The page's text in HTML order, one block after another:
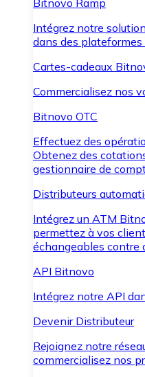
Bitnovo Ramp
Intégrez notre
dans des
Cartes-cadeaux
Commercialisez nos
Bitnovo OTC
Effectuez des
Obtenez des
gestionnaire de
Distributeurs
Intégrez un ATM
permettez à vos
échangeables contre
API Bitnovo
Intégrez notre API
Devenir Distributeur
Rejoignez notre
commercialisez nos